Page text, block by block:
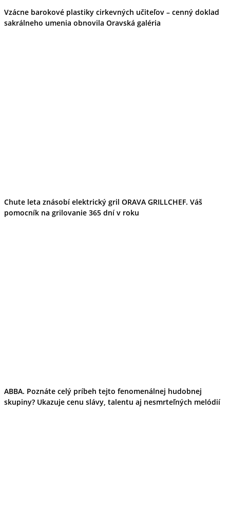
Vzácne barokové plastiky cirkevných učiteľov – cenný doklad
sakrálneho umenia obnovila Oravská galéria
Chute leta znásobí elektrický gril ORAVA GRILLCHEF. Váš
pomocník na grilovanie 365 dní v roku
ABBA. Poznáte celý príbeh tejto fenomenálnej hudobnej
skupiny? Ukazuje cenu slávy, talentu aj nesmrteľných melódií